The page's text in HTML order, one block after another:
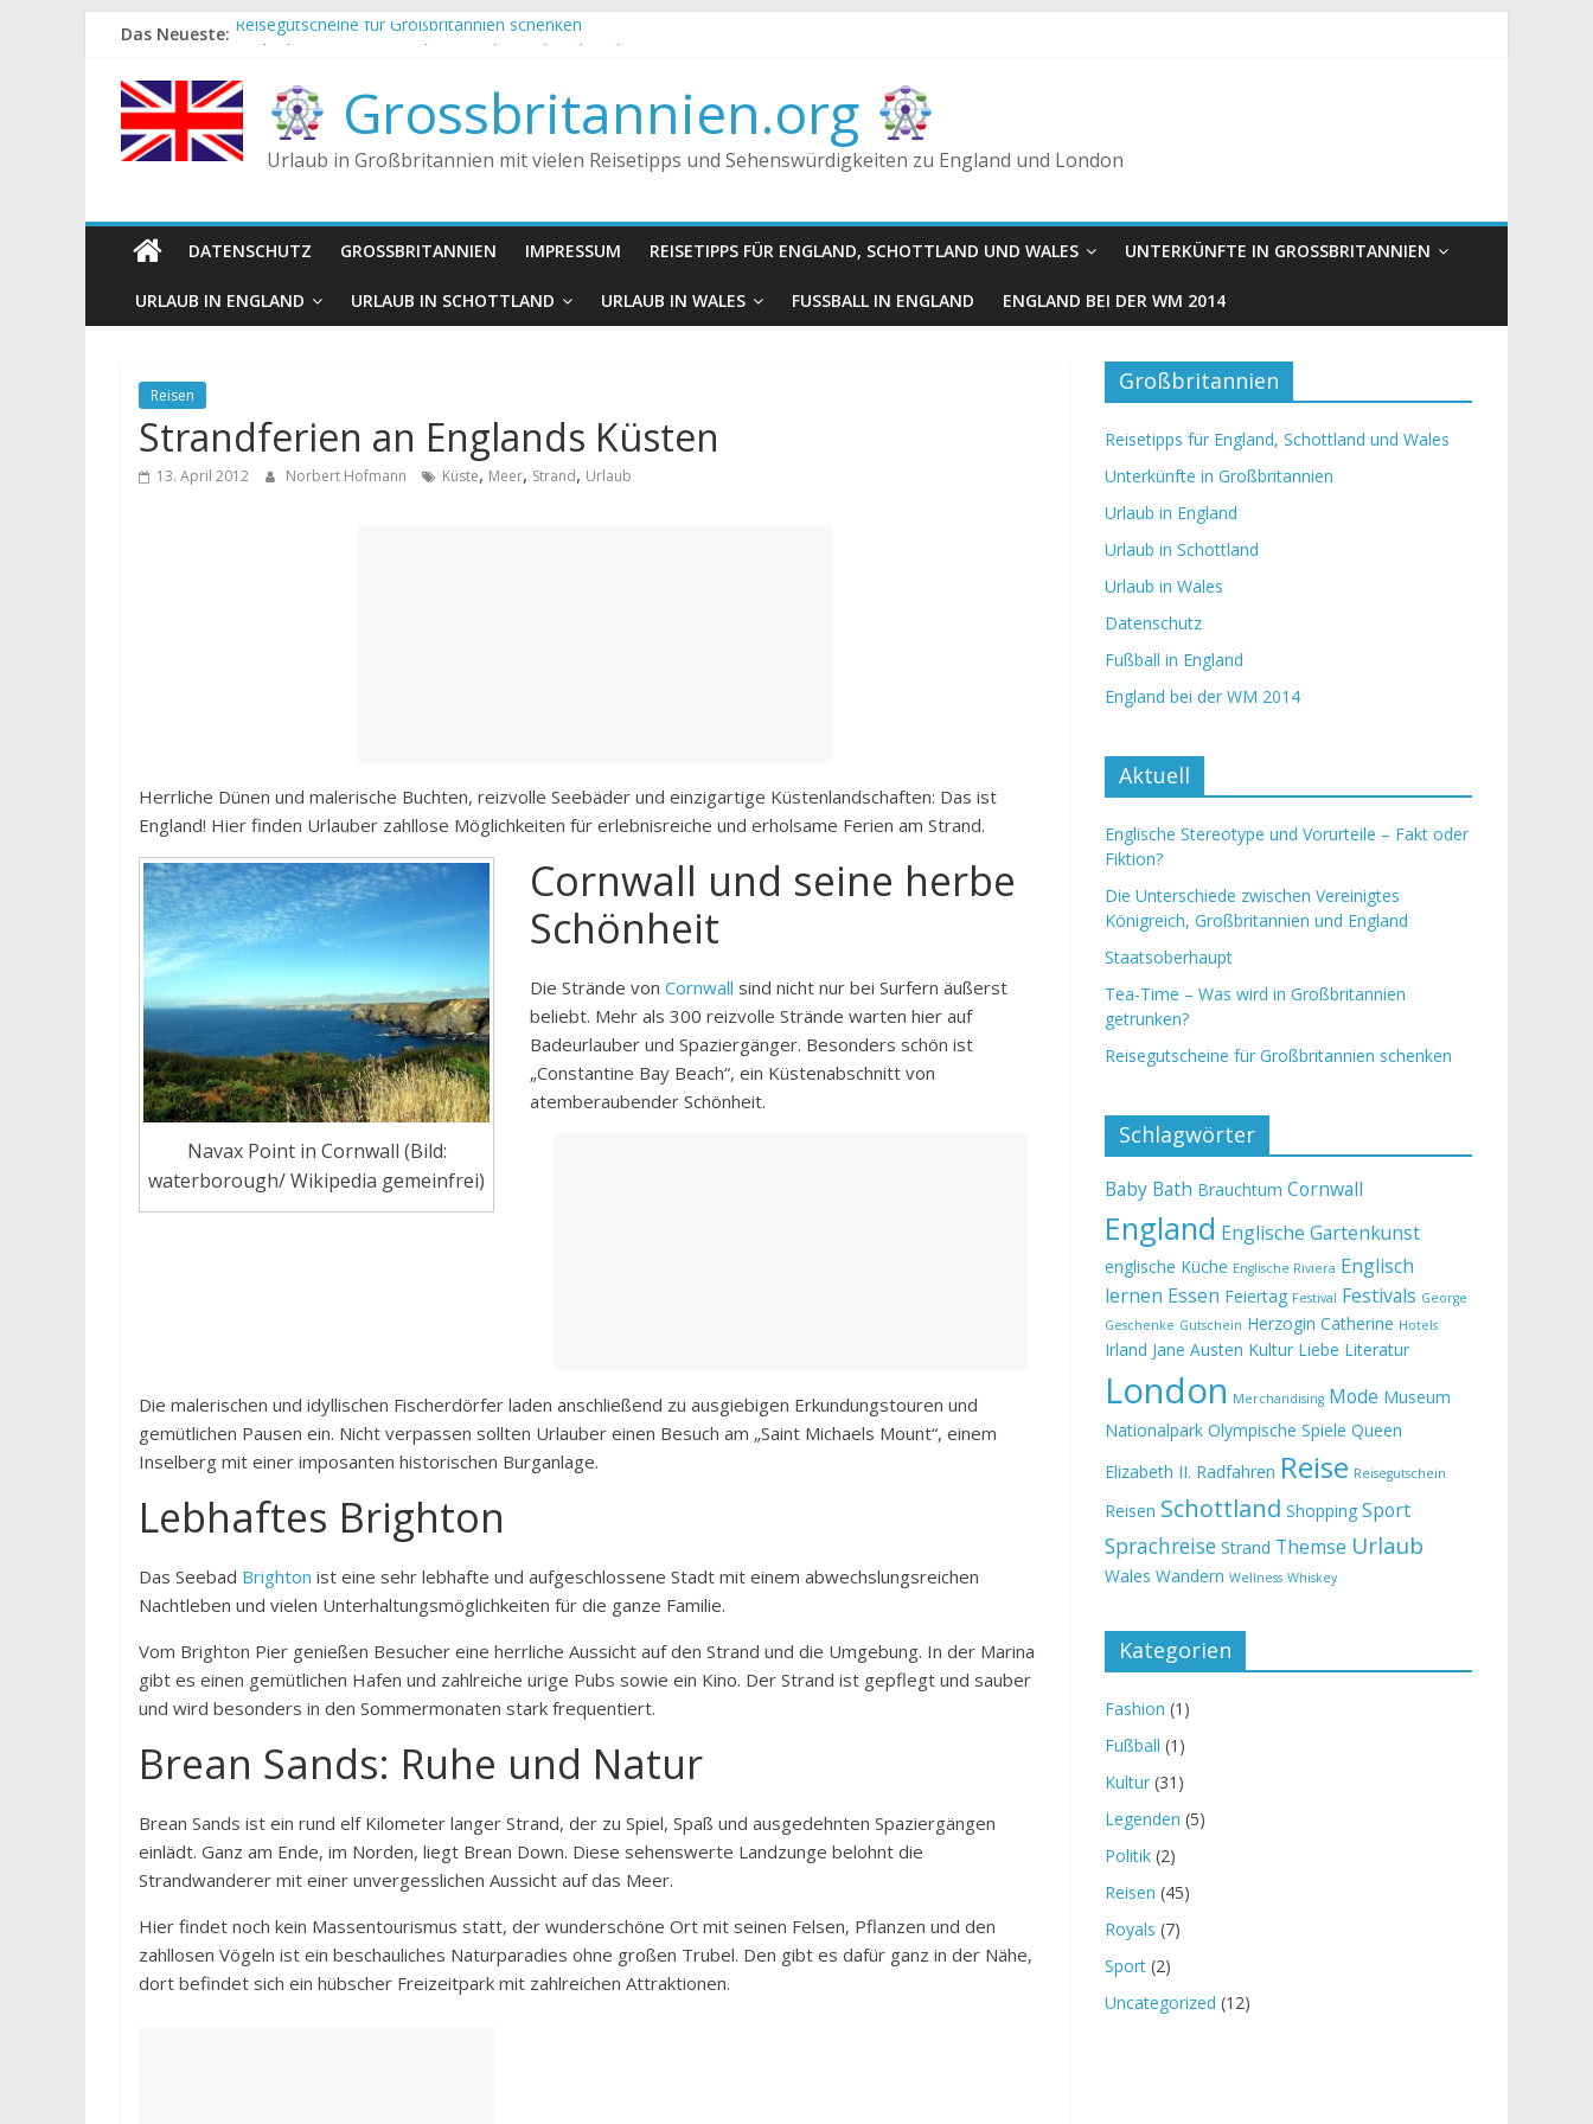
Zum
springen
Das Neueste: Reisegutscheine für Großbritannien schenken
Die Unterschiede zwischen Vereinigtes Königreich, Großbritannien und England
Staatsoberhaupt
Tea-Time – Was wird in Großbritannien getrunken?
Grossbritannien.org
Urlaub in Großbritannien mit vielen Reisetipps und Sehenswürdigkeiten zu England und London
DATENSCHUTZ GROSSBRITANNIEN IMPRESSUM REISETIPPS FÜR ENGLAND, SCHOTTLAND UND WALES UNTERKÜNFTE IN GROSSBRITANNIEN
URLAUB IN ENGLAND URLAUB IN SCHOTTLAND URLAUB IN WALES FUSSBALL IN ENGLAND ENGLAND BEI DER WM 2014
Reisen
Strandferien an Englands Küsten
13. April 2012 Norbert Hofmann Küste, Meer, Strand, Urlaub
Herrliche Dünen und malerische Buchten, reizvolle Seebäder und einzigartige Küstenlandschaften: Das ist
England! Hier finden Urlauber zahllose Möglichkeiten für erlebnisreiche und erholsame Ferien am Strand.
Navax Point in Cornwall (Bild:
waterborough/ Wikipedia gemeinfrei)
Cornwall und seine herbe
Schönheit
Die Strände von Cornwall sind nicht nur bei Surfern äußerst
beliebt. Mehr als 300 reizvolle Strände warten hier auf
Badeurlauber und Spaziergänger. Besonders schön ist
„Constantine Bay Beach“, ein Küstenabschnitt von
atemberaubender Schönheit.
Die malerischen und idyllischen Fischerdörfer laden anschließend zu ausgiebigen Erkundungstouren und
gemütlichen Pausen ein. Nicht verpassen sollten Urlauber einen Besuch am „Saint Michaels Mount“, einem
Inselberg mit einer imposanten historischen Burganlage.
Lebhaftes Brighton
Das Seebad Brighton ist eine sehr lebhafte und aufgeschlossene Stadt mit einem abwechslungsreichen
Nachtleben und vielen Unterhaltungsmöglichkeiten für die ganze Familie.
Vom Brighton Pier genießen Besucher eine herrliche Aussicht auf den Strand und die Umgebung. In der Marina
gibt es einen gemütlichen Hafen und zahlreiche urige Pubs sowie ein Kino. Der Strand ist gepflegt und sauber
und wird besonders in den Sommermonaten stark frequentiert.
Brean Sands: Ruhe und Natur
Brean Sands ist ein rund elf Kilometer langer Strand, der zu Spiel, Spaß und ausgedehnten Spaziergängen
einlädt. Ganz am Ende, im Norden, liegt Brean Down. Diese sehenswerte Landzunge belohnt die
Strandwanderer mit einer unvergesslichen Aussicht auf das Meer.
Hier findet noch kein Massentourismus statt, der wunderschöne Ort mit seinen Felsen, Pflanzen und den
zahllosen Vögeln ist ein beschauliches Naturparadies ohne großen Trubel. Den gibt es dafür ganz in der Nähe,
dort befindet sich ein hübscher Freizeitpark mit zahlreichen Attraktionen.
Großbritannien
Reisetipps für England, Schottland und Wales
Unterkünfte in Großbritannien
Urlaub in England
Urlaub in Schottland
Urlaub in Wales
Datenschutz
Fußball in England
England bei der WM 2014
Aktuell
Englische Stereotype und Vorurteile – Fakt oder
Fiktion?
Die Unterschiede zwischen Vereinigtes
Königreich, Großbritannien und England
Staatsoberhaupt
Tea-Time – Was wird in Großbritannien
getrunken?
Reisegutscheine für Großbritannien schenken
Schlagwörter
Baby Bath Brauchtum Cornwall
England Englische Gartenkunst
englische Küche Englische Riviera Englisch
lernen Essen Feiertag Festival Festivals George
Geschenke Gutschein Herzogin Catherine Hotels
Irland Jane Austen Kultur Liebe Literatur
London Merchandising Mode Museum
Nationalpark Olympische Spiele Queen
Elizabeth II. Radfahren Reise Reisegutschein
Reisen Schottland Shopping Sport
Sprachreise Strand Themse Urlaub
Wales Wandern Wellness Whiskey
Kategorien
Fashion (1)
Fußball (1)
Kultur (31)
Legenden (5)
Politik (2)
Reisen (45)
Royals (7)
Sport (2)
Uncategorized (12)